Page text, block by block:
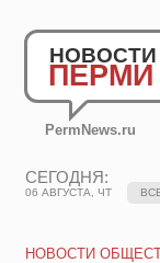
НОВОСТИ
ПЕРМИ
PermNews.ru
СЕГОДНЯ:
06 АВГУСТА, ЧТ
НОВОСТИ